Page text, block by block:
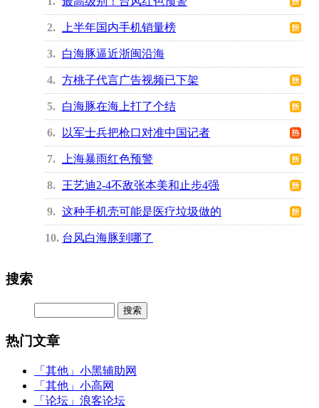
2 上半年国内手机销量榜
3 白海豚逼近浙闽沿海
4 方桃子代言广告视频已下架
5 白海豚在海上打了个结
6 以军士兵把枪口对准中国记者
7 上海暴雨红色预警
8 王艺迪2-4不敌张本美和止步4强
9 这种手机壳可能是医疗垃圾做的
10 台风白海豚到哪了
搜索
热门文章
「其他」 小黑辅助网
「其他」 小高网
「论坛」 浪客论坛